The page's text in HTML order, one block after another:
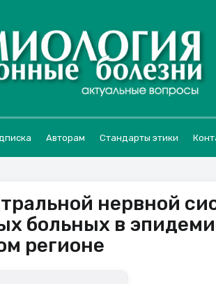
Авторам Стандарты этики
нервной
больных в
регионе